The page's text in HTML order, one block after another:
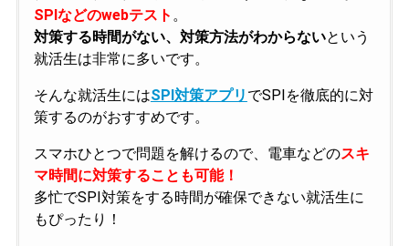
SPIなどのwebテスト 。
対策する時間がない、対策方法がわからないという
就活生は非常に多いです。
そんな就活生にはSPI対策アプリ でSPIを徹底的に対
策するのがおすすめです。
スマホひとつで問題を解けるので、電車などのスキ
マ時間に対策することも可能！
多忙でSPI対策をする時間が確保できない就活生に
もぴったり！